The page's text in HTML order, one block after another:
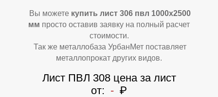
Вы можете купить лист 306 пвл 1000х2500
мм просто оставив заявку на полный расчет
стоимости.
Так же металлобаза УрбанМет поставляет
металлопрокат других видов.
Лист ПВЛ 308 цена за лист
от: - ₽